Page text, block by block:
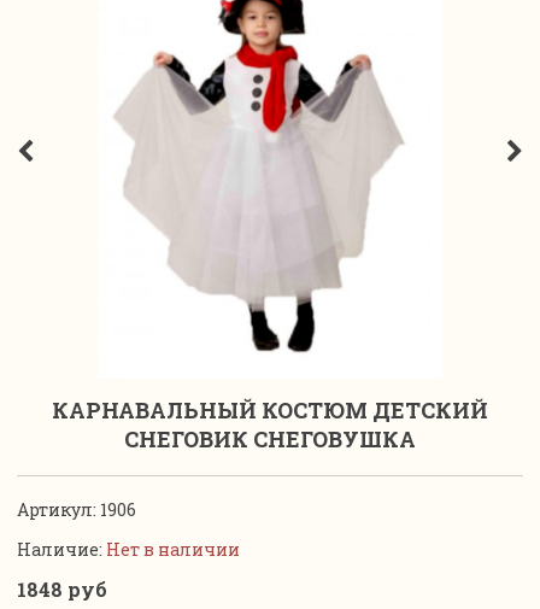
КАРНАВАЛЬНЫЙ КОСТЮМ ДЕТСКИЙ
СНЕГОВИК СНЕГОВУШКА
Артикул: 1906
Наличие: Нет в наличии
1848 руб